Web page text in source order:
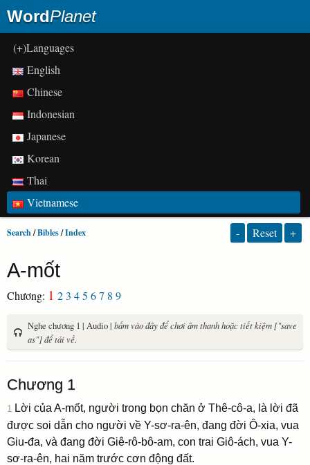
WordPlanet
(+)Languages
English
Chinese
Indonesian
Japanese
Korean
Thai
Vietnamese
Search/Bibles/Index - Reset +
A-mốt
Chương: 1 23 45 67 8 9
Nghe chương 1 | Audio | bấm vào đây để chơi âm thanh hoặc tiết kiệm ["save
as"] để tải về.
Chương 1
1 Lời của A-mốt, người trong bọn chăn ở Thê-cô-a, là lời đã
được soi dẫn cho người về Y-sơ-ra-ên, đang đời Ô-xia, vua
Giu-đa, và đang đời Giê-rô-bô-am, con trai Giô-ách, vua Y-
sơ-ra-ên, hai năm trước cơn động đất.